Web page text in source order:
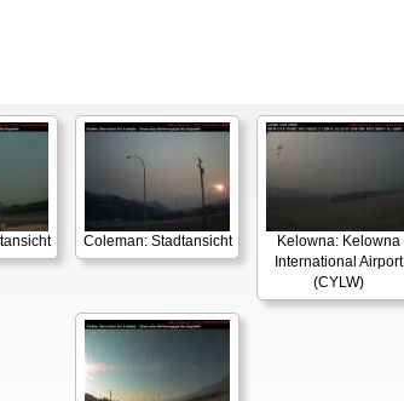
Coleman: Stadtansicht
Kelowna: Kelowna
International Airport
(CYLW)